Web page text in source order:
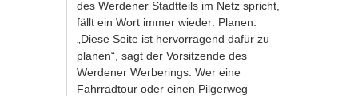
des Werdener Stadtteils im Netz spricht,
fällt ein Wort immer wieder: Planen.
„Diese Seite ist hervorragend dafür zu
planen“, sagt der Vorsitzende des
Werdener Werberings. Wer eine
Fahrradtour oder einen Pilgerweg